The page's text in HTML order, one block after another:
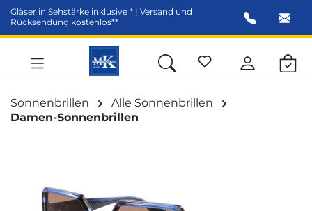
springen
Gläser in Sehstärke inklusive * | Versand und
Rücksendung kostenlos**
Sonnenbrillen
Alle Sonnenbrillen
Damen-Sonnenbrillen